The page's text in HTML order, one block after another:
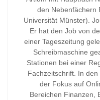
den Nebenfächern
Universität Münster).
Er hat den Job von
einer Tageszeitung
Schreibmaschine
Stationen bei einer
Fachzeitschrift. In
der Fokus auf
Bereichen Finanzen,